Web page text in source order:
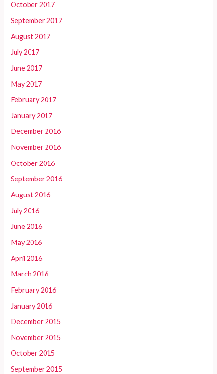
October 2017
September 2017
August 2017
July 2017
June 2017
May 2017
February 2017
January 2017
December 2016
November 2016
October 2016
September 2016
August 2016
July 2016
June 2016
May 2016
April 2016
March 2016
February 2016
January 2016
December 2015
November 2015
October 2015
September 2015